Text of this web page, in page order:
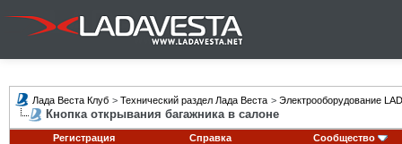
Лада Веста Клуб > Технический раздел Лада Веста > Электрооборудование
Кнопка открывания багажника в салоне
Регистрация Справка Сообщество